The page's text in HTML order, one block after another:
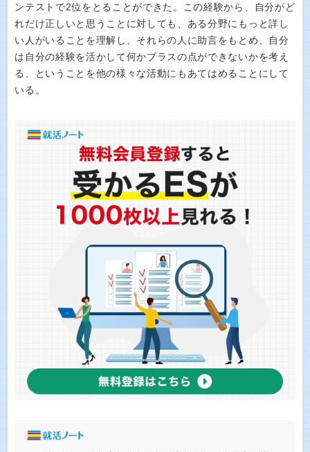
ンテストで2位をとることができた。この経験から、自分がど
れだけ正しいと思うことに対しても、ある分野にもっと詳し
い人がいることを理解し、それらの人に助言をもとめ、自分
は自分の経験を活かして何かプラスの点ができないかを考え
る、ということを他の様々な活動にもあてはめることにして
いる。